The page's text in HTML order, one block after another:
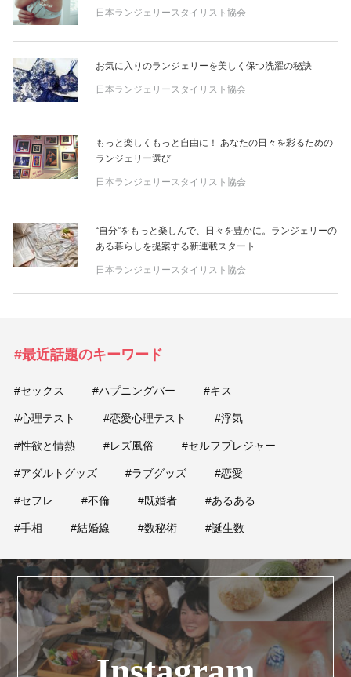
日本ランジェリースタイリスト協会
お気に入りのランジェリーを美しく保つ洗濯の秘訣
日本ランジェリースタイリスト協会
もっと楽しくもっと自由に！ あなたの日々を彩るための
ランジェリー選び
日本ランジェリースタイリスト協会
“自分”をもっと楽しんで、日々を豊かに。ランジェリーの
ある暮らしを提案する新連載スタート
日本ランジェリースタイリスト協会
#最近話題のキーワード
#セックス #ハプニングバー #キス
#心理テスト #恋愛心理テスト #浮気
#性欲と情熱 #レズ風俗 #セルフプレジャー
#アダルトグッズ #ラブグッズ #恋愛
#セフレ #不倫 #既婚者 #あるある
#手相 #結婚線 #数秘術 #誕生数